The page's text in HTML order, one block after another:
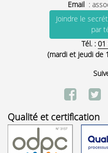
Email :
Joindre le
par
Tél. : 01
(mardi et jeudi de
Qualité et certification